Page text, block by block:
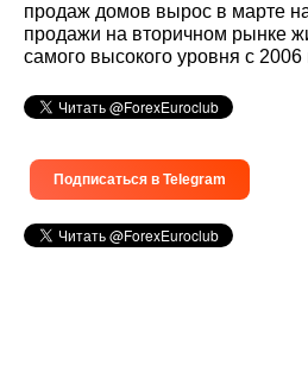
продаж домов вырос в марте
продажи на вторичном рынке
самого высокого уровня с 2006
Подписаться в Telegram